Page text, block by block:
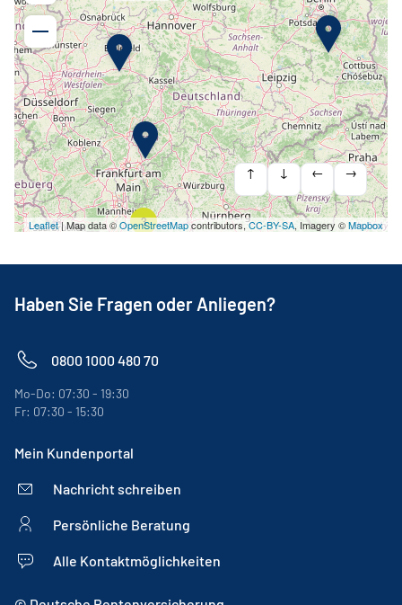
↑ ↓ ← →
3
Leaflet| Map data ©OpenStreetMapcontributors,CC-BY-SA, Imagery ©Mapbox
Haben Sie Fragen oder Anliegen?
0800 1000 480 70
Mo-Do: 07:30 - 19:30
Fr: 07:30 - 15:30
Mein Kundenportal
Nachricht schreiben
Persönliche Beratung
Alle Kontaktmöglichkeiten